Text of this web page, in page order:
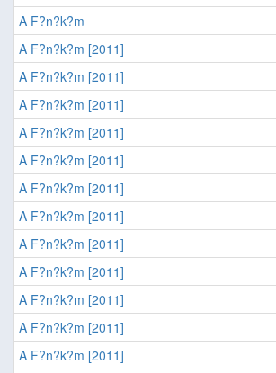
A F?n?k?m
A F?n?k?m [2011]
A F?n?k?m [2011]
A F?n?k?m [2011]
A F?n?k?m [2011]
A F?n?k?m [2011]
A F?n?k?m [2011]
A F?n?k?m [2011]
A F?n?k?m [2011]
A F?n?k?m [2011]
A F?n?k?m [2011]
A F?n?k?m [2011]
A F?n?k?m [2011]